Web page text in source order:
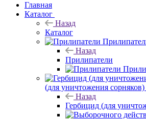
Главная
Каталог
Назад
Каталог
Назад
Прилипатели
(для уничтожения сорняков)
Назад
Гербицид (для